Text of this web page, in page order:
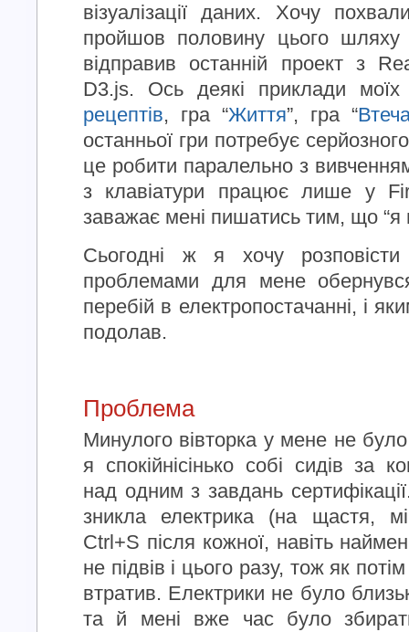
візуалізації даних. Хочу
пройшов половину цього шляху
відправив останній проект з
D3.js. Ось деякі приклади моїх
рецептів, гра “Життя”, гра “
останньої гри потребує
це робити паралельно з
з клавіатури працює лише у
заважає мені пишатись тим, що “я
Сьогодні ж я хочу
проблемами для мене
перебій в електропостачанні, і
подолав.
Проблема
Минулого вівторка у мене не
я спокійнісінько собі сидів за
над одним з завдань
зникла електрика (на щастя,
Ctrl+S після кожної, навіть
не підвів і цього разу, тож як
втратив. Електрики не було
та й мені вже час було